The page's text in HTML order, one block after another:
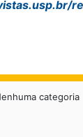
categoria